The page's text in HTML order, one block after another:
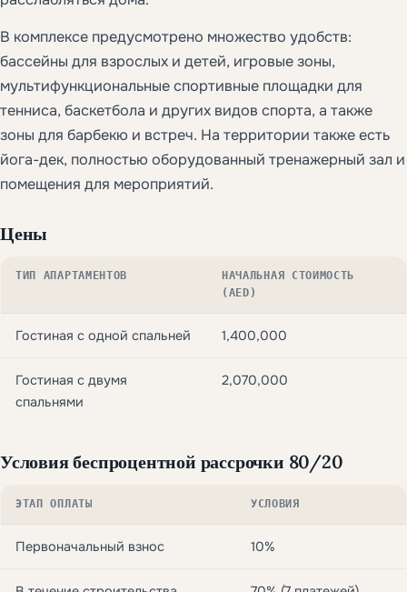
В комплексе предусмотрено множество удобств:
бассейны для взрослых и детей, игровые зоны,
мультифункциональные спортивные площадки для
тенниса, баскетбола и других видов спорта, а также
зоны для барбекю и встреч. На территории также есть
йога-дек, полностью оборудованный тренажерный зал и
помещения для мероприятий.
Цены
ТИП АПАРТАМЕНТОВ
НАЧАЛЬНАЯ СТОИМОСТЬ
(AED)
Гостиная с одной спальней 1,400,000
Гостиная с двумя
спальнями
2,070,000
Условия беспроцентной рассрочки 80/20
ЭТАП ОПЛАТЫ УСЛОВИЯ
Первоначальный взнос 10%